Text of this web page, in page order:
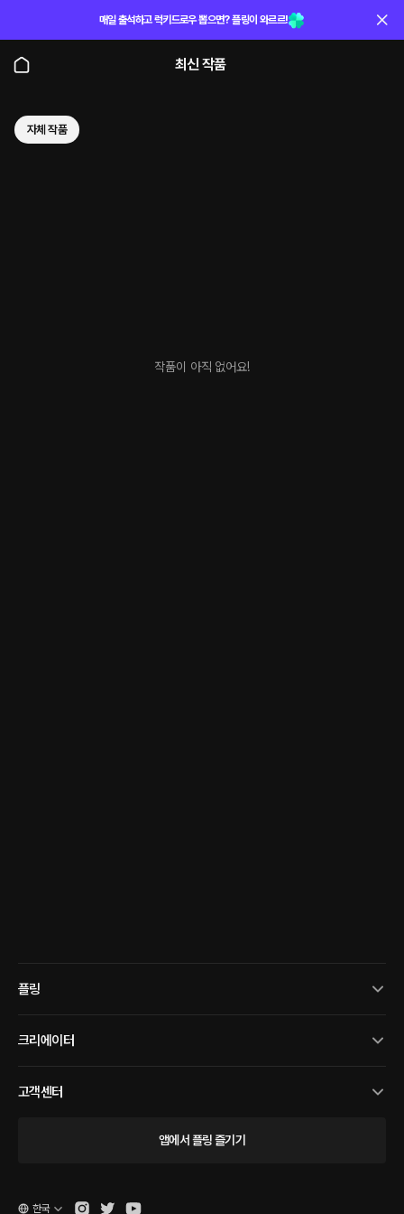
매일 출석하고 럭키드로우 뽑으면? 플링이 와르르!
최신 작품
자체 작품
작품이 아직 없어요!
플링
크리에이터
고객센터
앱에서 플링 즐기기
한국